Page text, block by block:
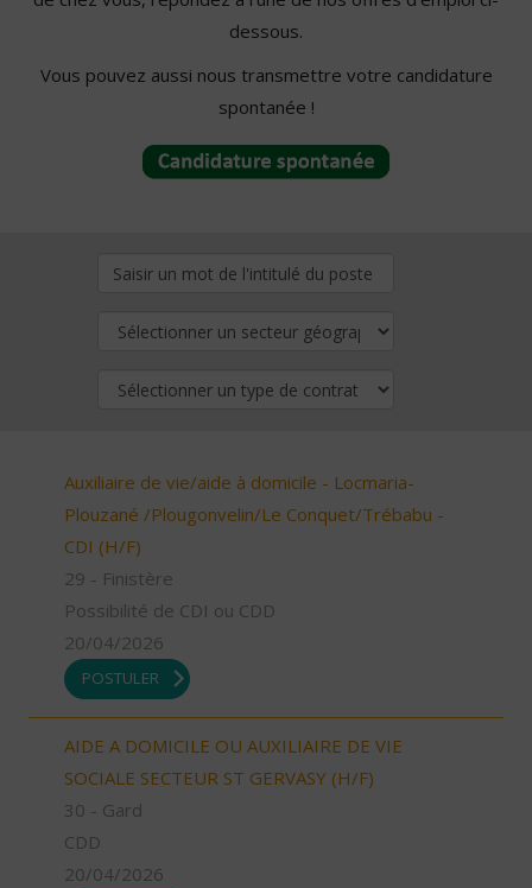
dessous.
Vous pouvez aussi nous transmettre votre candidature
spontanée !
Auxiliaire de vie/aide à domicile - Locmaria-
Plouzané /Plougonvelin/Le Conquet/Trébabu -
CDI (H/F)
29 - Finistère
Possibilité de CDI ou CDD
20/04/2026
POSTULER
AIDE A DOMICILE OU AUXILIAIRE DE VIE
SOCIALE SECTEUR ST GERVASY (H/F)
30 - Gard
CDD
20/04/2026